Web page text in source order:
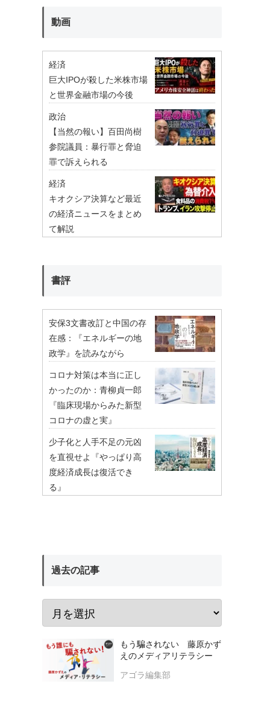
動画
経済
巨大IPOが殺した米株市場
と世界金融市場の今後
政治
【当然の報い】百田尚樹
参院議員：暴行罪と脅迫
罪で訴えられる
経済
キオクシア決算など最近
の経済ニュースをまとめ
て解説
書評
安保3文書改訂と中国の存
在感：『エネルギーの地
政学』を読みながら
コロナ対策は本当に正し
かったのか：青柳貞一郎
『臨床現場からみた新型
コロナの虚と実』
少子化と人手不足の元凶
を直視せよ『やっぱり高
度経済成長は復活でき
る』
過去の記事
もう騙されない 藤原かず
えのメディアリテラシー
アゴラ編集部